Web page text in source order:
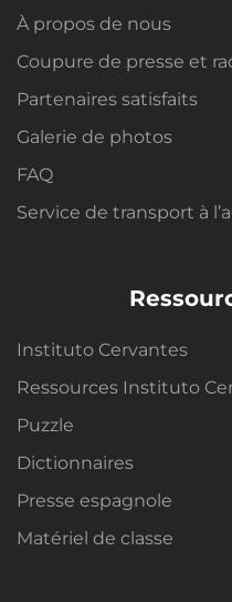
À propos de nous
Coupure de presse et
Partenaires satisfaits
Galerie de photos
FAQ
Service de transport à
Instituto Cervantes
Ressources Instituto
Puzzle
Dictionnaires
Presse espagnole
Matériel de classe